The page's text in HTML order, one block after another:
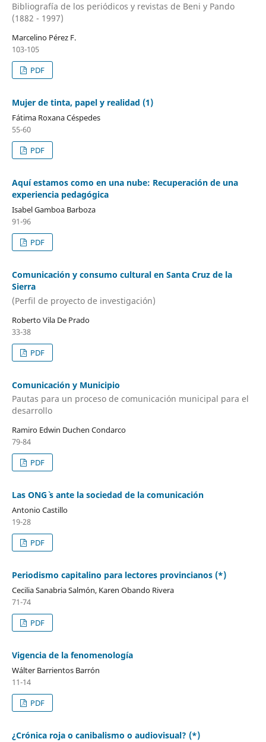
Bibliografía de los periódicos y revistas de Beni y Pando
(1882 - 1997)
Marcelino Pérez F.
103-105
PDF
Mujer de tinta, papel y realidad (1)
Fátima Roxana Céspedes
55-60
PDF
Aquí estamos como en una nube: Recuperación de una
experiencia pedagógica
Isabel Gamboa Barboza
91-96
PDF
Comunicación y consumo cultural en Santa Cruz de la
Sierra
(Perfil de proyecto de investigación)
Roberto Vila De Prado
33-38
PDF
Comunicación y Municipio
Pautas para un proceso de comunicación municipal para el
desarrollo
Ramiro Edwin Duchen Condarco
79-84
PDF
Las ONG` s ante la sociedad de la comunicación
Antonio Castillo
19-28
PDF
Periodismo capitalino para lectores provincianos (*)
Cecilia Sanabria Salmón, Karen Obando Rivera
71-74
PDF
Vigencia de la fenomenología
Wálter Barrientos Barrón
11-14
PDF
¿Crónica roja o canibalismo o audiovisual? (*)